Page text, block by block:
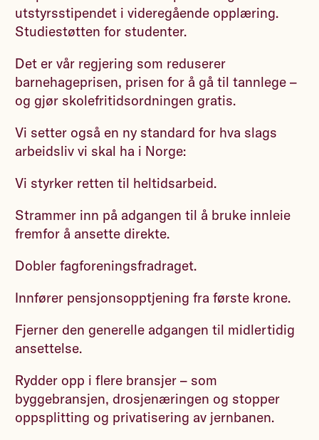
utstyrsstipendet i videregående opplæring.
Studiestøtten for studenter.
Det er vår regjering som reduserer
barnehageprisen, prisen for å gå til tannlege –
og gjør skolefritidsordningen gratis.
Vi setter også en ny standard for hva slags
arbeidsliv vi skal ha i Norge:
Vi styrker retten til heltidsarbeid.
Strammer inn på adgangen til å bruke innleie
fremfor å ansette direkte.
Dobler fagforeningsfradraget.
Innfører pensjonsopptjening fra første krone.
Fjerner den generelle adgangen til midlertidig
ansettelse.
Rydder opp i flere bransjer – som
byggebransjen, drosjenæringen og stopper
oppsplitting og privatisering av jernbanen.